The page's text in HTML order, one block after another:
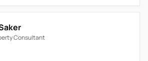
Consultant